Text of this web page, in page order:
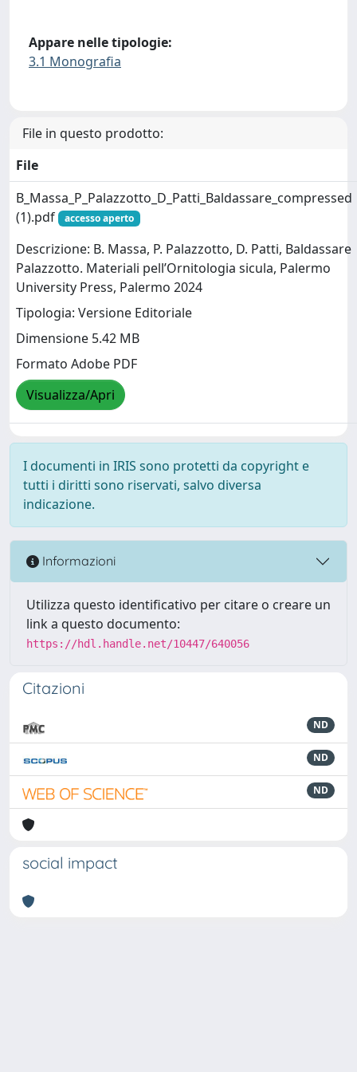
Appare nelle tipologie:
3.1 Monografia
File in questo prodotto:
File
B_Massa_P_Palazzotto_D_Patti_Baldassare_compressed
(1).pdf
accesso aperto
Descrizione: B. Massa, P. Palazzotto, D. Patti, Baldassare
Palazzotto. Materiali pell’Ornitologia sicula, Palermo
University Press, Palermo 2024
Tipologia: Versione Editoriale
Dimensione 5.42 MB
Formato Adobe PDF
Visualizza/Apri
I documenti in IRIS sono protetti da copyright e
tutti i diritti sono riservati, salvo diversa
indicazione.
Informazioni
Utilizza questo identificativo per citare o creare un
link a questo documento:
https://hdl.handle.net/10447/640056
Citazioni
ND
ND
ND
social impact